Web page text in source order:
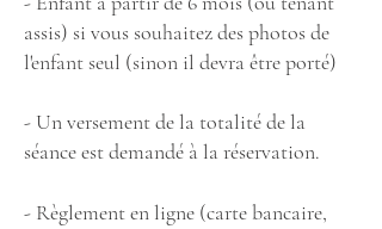
assis) si vous souhaitez des photos de
l'enfant seul (sinon il devra être porté)
- Un versement de la totalité de la
séance est demandé à la réservation.
- Règlement en ligne (carte bancaire,